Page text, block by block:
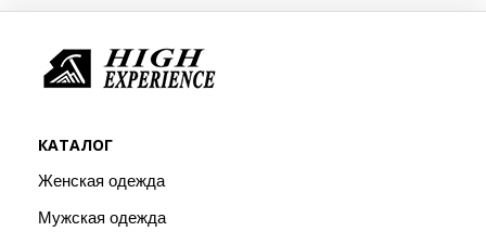
КАТАЛОГ
Женская одежда
Мужская одежда